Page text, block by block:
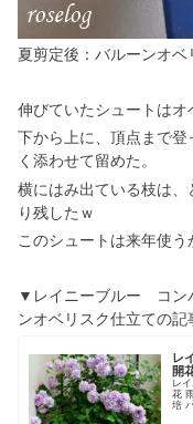
夏剪定後：バルーンオ
伸びていたシュートは
下から上に、頂点まで
く添わせて留めた。
横にはみ出ている枝は
り残したｗ
このシュートは来年使う
▼レイニーブルー コン
ンオベリスク仕立ての記
レ
開
レ
花
培